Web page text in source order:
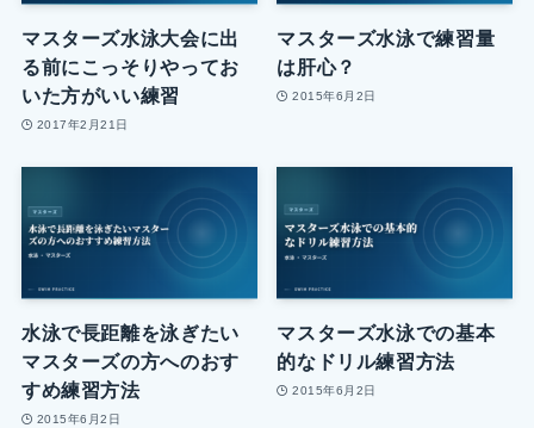
マスターズ水泳大会に出
る前にこっそりやってお
いた方がいい練習
2017年2月21日
マスターズ水泳で練習量
は肝心？
2015年6月2日
水泳で長距離を泳ぎたい
マスターズの方へのおす
すめ練習方法
2015年6月2日
マスターズ水泳での基本
的なドリル練習方法
2015年6月2日